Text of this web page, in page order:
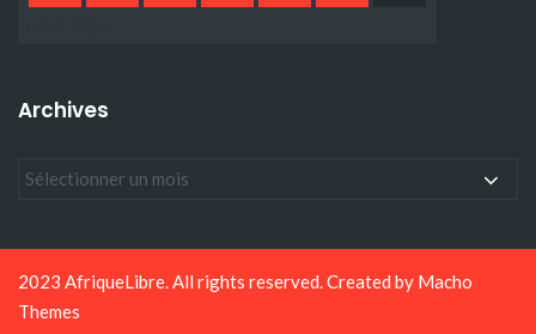
Archives
2023 AfriqueLibre. All rights reserved. Created by Macho
Themes